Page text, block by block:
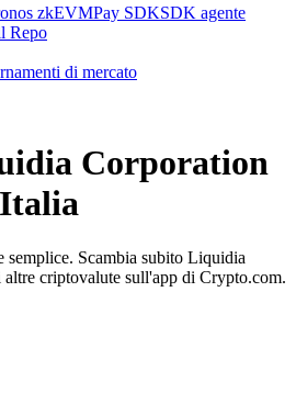
zkEVMPay SDKSDK agente
Repo
di mercato
Corporation
semplice. Scambia subito Liquidia
criptovalute sull'app di Crypto.com.